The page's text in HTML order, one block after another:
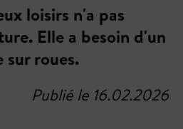
loisirs n'a pas
Elle a besoin d'un
roues.
Publié le 16.02.2026